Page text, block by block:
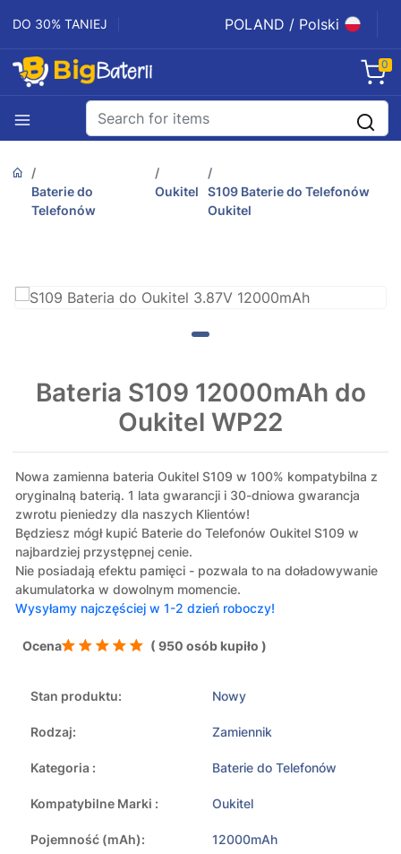
DO 30% TANIEJ POLAND / Polski
0
Baterie do
Telefonów
Oukitel
S109 Baterie do Telefonów
Oukitel
Bateria S109 12000mAh do
Oukitel WP22
Nowa zamienna bateria Oukitel S109 w 100% kompatybilna z
oryginalną baterią. 1 lata gwarancji i 30-dniowa gwarancja
zwrotu pieniedzy dla naszych Klientów!
Będziesz mógł kupić Baterie do Telefonów Oukitel S109 w
najbardziej przystępnej cenie.
Nie posiadają efektu pamięci - pozwala to na doładowywanie
akumulatorka w dowolnym momencie.
Wysyłamy najczęściej w 1-2 dzień roboczy!
Ocena ( 950 osób kupiło )
Stan produktu: Nowy
Rodzaj: Zamiennik
Kategoria : Baterie do Telefonów
Kompatybilne Marki : Oukitel
Pojemność (mAh):
12000mAh